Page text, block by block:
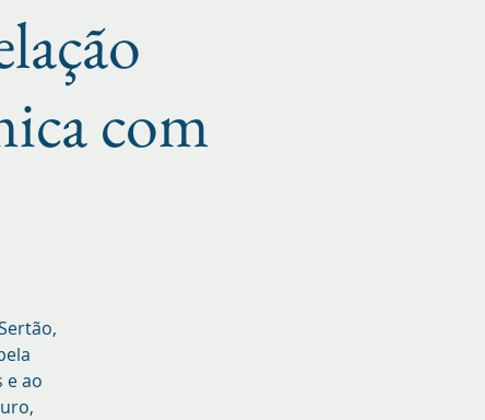
com
e ao